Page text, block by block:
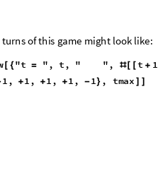
turnsofthis game might look like:
[ {"t = ", t, " ", #[ [t + 1
1, +1, +1, +1, -1} , tmax ] ]